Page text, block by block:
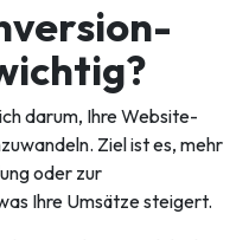
darum, Ihre Website-
Ziel ist es, mehr
oder zur
Ihre Umsätze steigert.